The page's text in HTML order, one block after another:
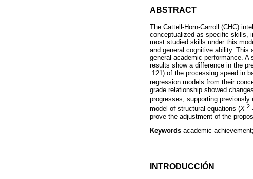
ABSTRACT
The Cattell-Horn-Carroll (CHC)
conceptualized as specific skills,
most studied skills under this
and general cognitive ability. This
general academic performance.
results show a difference in the
.121) of the processing speed in
regression models from their
grade relationship showed
progresses, supporting
model of structural equations (X 2
prove the adjustment of the
Keywords academic
INTRODUCCIÓN